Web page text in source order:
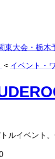
東大会・栃木
< イベント・
ルイベント